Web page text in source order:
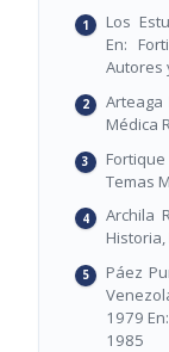
Los
En:
Autores
Arteaga
Médica
Temas
Archila
Páez
1979
1985